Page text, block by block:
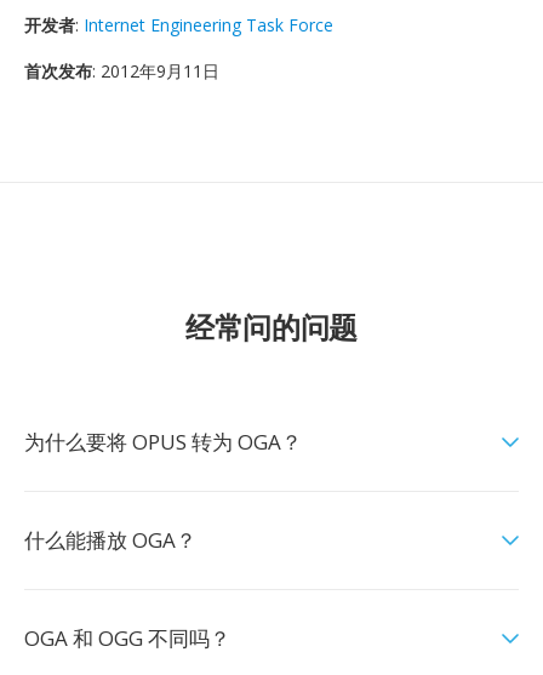
开发者: Internet Engineering Task Force
首次发布: 2012年9月11日
经常问的问题
为什么要将 OPUS 转为 OGA？
什么能播放 OGA？
OGA 和 OGG 不同吗？